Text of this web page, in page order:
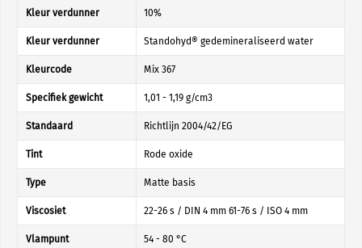
Kleur verdunner 10%
Kleur verdunner Standohyd® gedemineraliseerd water
Kleurcode Mix 367
Specifiek gewicht 1,01 - 1,19 g/cm3
Standaard Richtlijn 2004/42/EG
Tint Rode oxide
Type Matte basis
Viscosiet 22-26 s / DIN 4 mm 61-76 s / ISO 4 mm
Vlampunt 54 - 80 °C